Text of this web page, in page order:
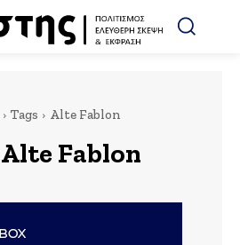
Tags Alte Fablon
Alte Fablon